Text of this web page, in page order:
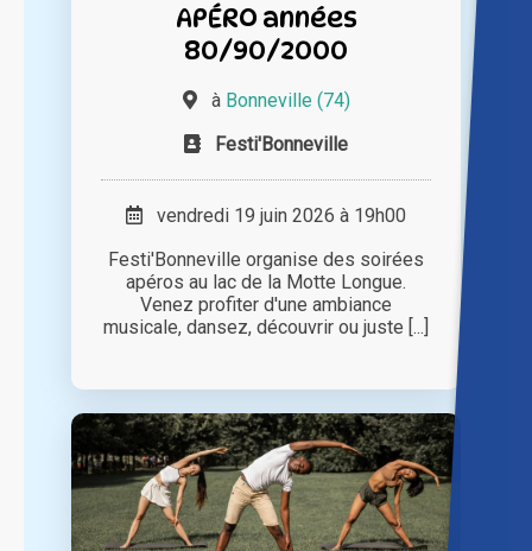
APÉRO années
80/90/2000
à Bonneville (74)
Festi'Bonneville
vendredi 19 juin 2026 à 19h00
Festi'Bonneville organise des soirées
apéros au lac de la Motte Longue.
Venez profiter d'une ambiance
musicale, dansez, découvrir ou juste [...]